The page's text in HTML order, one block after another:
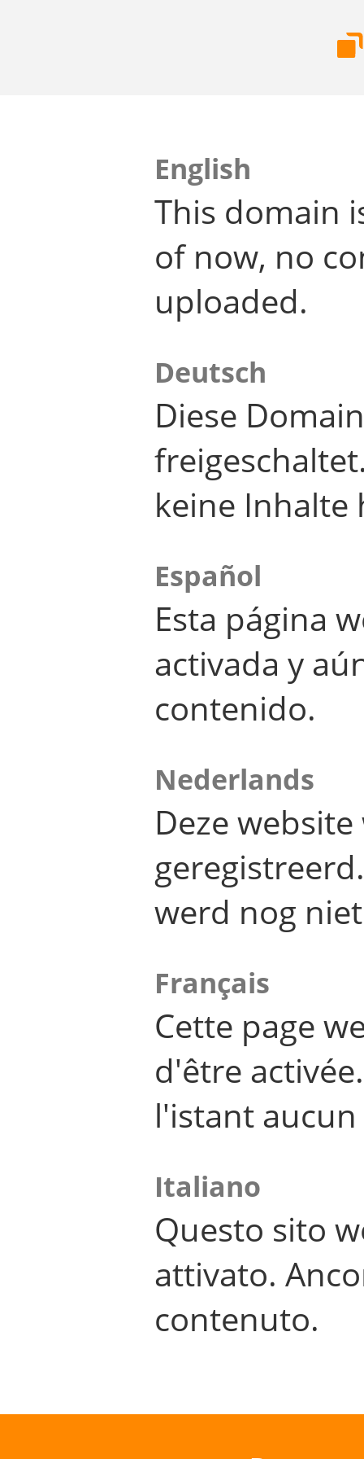
English
This domain
of now, no
uploaded.
Deutsch
Diese
keine Inhalte
Español
Esta página
activada y
contenido.
Nederlands
Deze
werd nog
Français
Cette page
d'être
l'istant
Italiano
Questo sito
attivato.
contenuto.